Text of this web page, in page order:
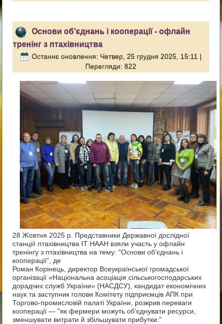
Основи об’єднань і кооперації - офлайн
тренінг з птахівництва
Останнє оновлення: Четвер, 25 грудня 2025, 15:11 |
Перегляди: 822
28 Жовтня 2025 р. Представники Державної дослідної
станціії птахівництва ІТ НААН взяли участь у офлайн
тренінгу з птахівництва на тему: "Основи об’єднань і
кооперації”, де
Роман Корінець, директор Всеукраїнської громадської
організації «Національна асоціація сільськогосподарських
дорадчих служб України» (НАСДСУ), кандидат економічних
наук та заступник голови Комітету підприємців АПК при
Торгово-промисловій палаті України, розкрив переваги
кооперації — "як фермери можуть об’єднувати ресурси,
зменшувати витрати й збільшувати прибутки."